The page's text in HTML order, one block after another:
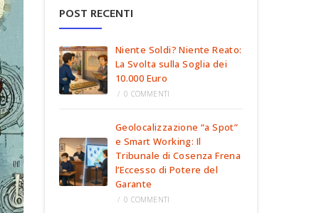
POST RECENTI
Niente Soldi? Niente Reato:
La Svolta sulla Soglia dei
10.000 Euro
/ 0 COMMENTI
Geolocalizzazione “a Spot”
e Smart Working: Il
Tribunale di Cosenza Frena
l’Eccesso di Potere del
Garante
/ 0 COMMENTI